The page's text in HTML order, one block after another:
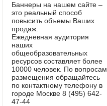
Баннеры на нашем сайте –
это реальный способ
повысить объемы Ваших
продаж.
Ежедневная аудитория
наших
общеобразовательных
ресурсов составляет более
10000 человек. По вопросам
размещения обращайтесь
по контактному телефону в
городе Москве 8 (495) 642-
47-44